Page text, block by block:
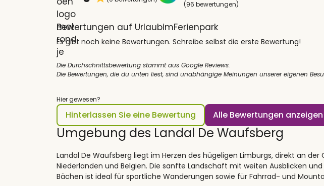
(96 bewertungen)
Bewertungen auf UrlaubimFerienpark
Es gibt noch keine Bewertungen. Schreibe selbst die erste Bewertung!
Die Durchschnittsbewertung stammt aus Google Reviews.
Die Bewertungen, die du unten liest, sind unabhängige Meinungen unserer eigenen
Hier gewesen?
Hinterlassen Sie eine Bewertung Alle Bewertungen anzeigen
Umgebung des Landal De Waufsberg
Landal De Waufsberg liegt im Herzen des hügeligen Limburgs, direkt an der
Niederlanden und Belgien. Die sanfte Landschaft mit weiten Ausblicken
Bächen ist ideal für sportliche Wanderungen sowie für Fahrrad- und